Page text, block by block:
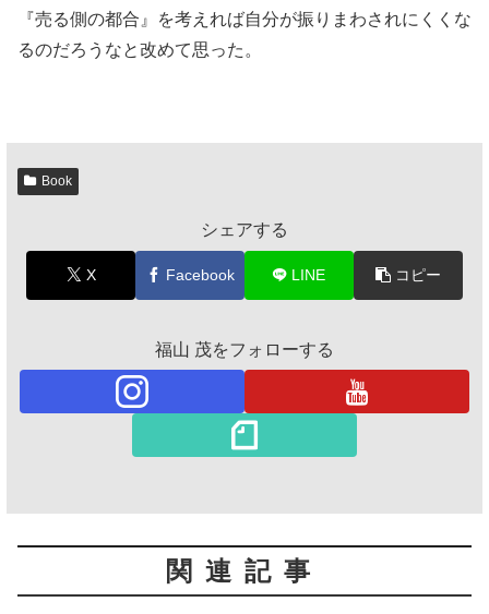
『売る側の都合』を考えれば自分が振りまわされにくくな
るのだろうなと改めて思った。
Book
シェアする
X Facebook LINE コピー
福山 茂をフォローする
関連記事